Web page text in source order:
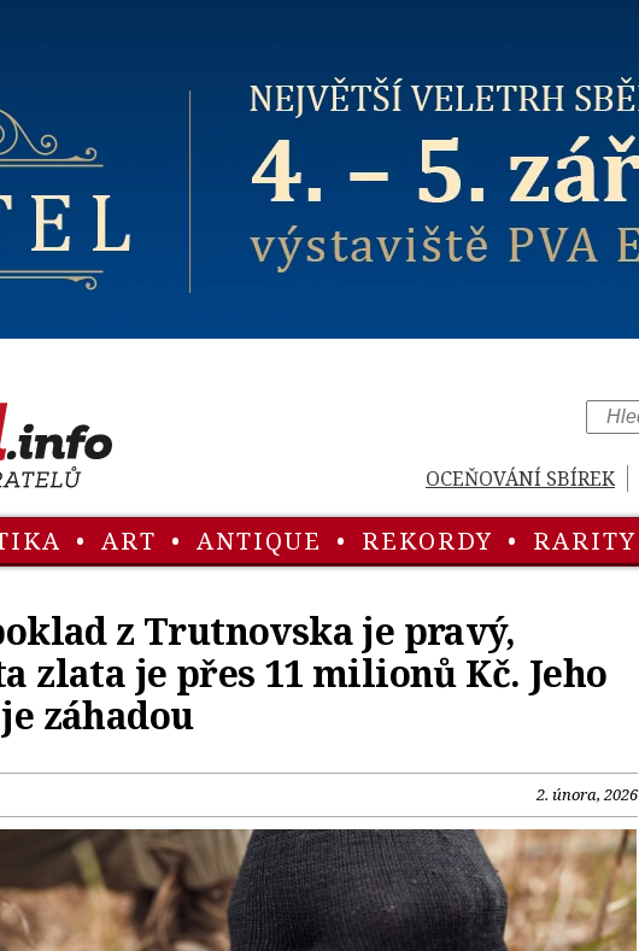
OCEŇOVÁNÍ SBÍREK
• ART • ANTIQUE • REKORDY • RARITY
z Trutnovska je pravý,
zlata je přes 11 milionů Kč. Jeho
záhadou
2. února, 2026